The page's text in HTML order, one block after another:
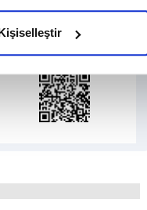
takdirde, kullanıcılara
kendimize ve
gerekli olan çerezler
belirleyebilirsiniz.